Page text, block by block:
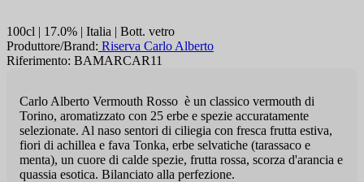
100cl | 17.0% | Italia | Bott. vetro
Produttore/Brand: Riserva Carlo Alberto
Riferimento: BAMARCAR11
Carlo Alberto Vermouth Rosso è un classico vermouth di
Torino, aromatizzato con 25 erbe e spezie accuratamente
selezionate. Al naso sentori di ciliegia con fresca frutta estiva,
fiori di achillea e fava Tonka, erbe selvatiche (tarassaco e
menta), un cuore di calde spezie, frutta rossa, scorza d'arancia e
quassia esotica. Bilanciato alla perfezione.